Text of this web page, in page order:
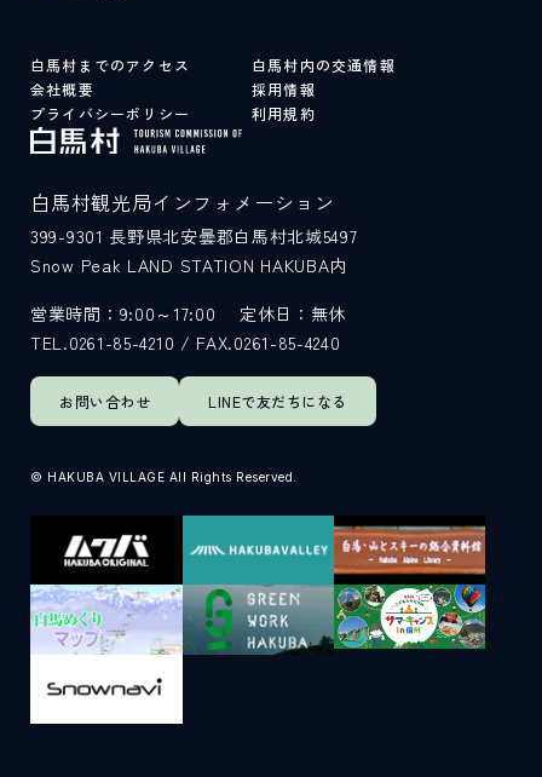
お問い合わせ LINEで 友だちになる
399-9301 長野県北安曇郡白馬村北城5497
Snow Peak LAND STATION HAKUBA内
営業時間：9:00～17:00 定休日：無休
TEL.0261-85-4210 / FAX.0261-85-4240
FURUSATO TAX
ふるさと納税
検索する
白馬村までのアクセス
プライバシーポリシー
利用規約
白馬村までのアクセス
白馬村内の交通情報
会社概要
採用情報
プライバシーポリシー
利用規約
お問い合わせ LINEで友だちになる
白馬村観光局インフォメーション
399-9301 長野県北安曇郡白馬村北城5497
Snow Peak LAND STATION HAKUBA内
営業時間：9:00～17:00
定休日：無休
TEL.0261-85-4210 / FAX.0261-85-4240
© HAKUBA VILLAGE All Rights Reserved.